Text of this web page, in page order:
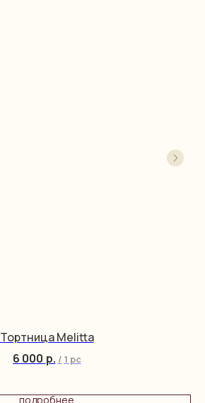
Тортница Melitta
6 000 р. / 1 pc
подробнее